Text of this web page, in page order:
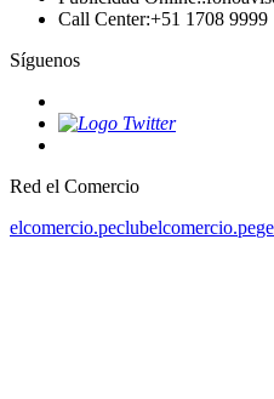
Call Center:+51 1708 9999
Síguenos
Red el Comercio
elcomercio.peclubelcomercio.pe